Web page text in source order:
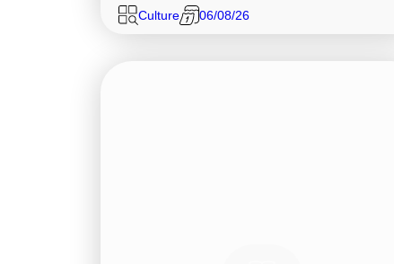
Culture 06/08/26